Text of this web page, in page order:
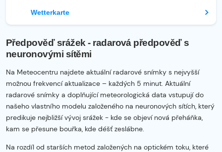
Wetterkarte
Předpověď srážek - radarová předpověď s
neuronovými sítěmi
Na Meteocentru najdete aktuální radarové snímky s nejvyšší
možnou frekvencí aktualizace – každých 5 minut. Aktuální
radarové snímky a doplňující meteorologická data vstupují do
našeho vlastního modelu založeného na neuronových sítích, který
predikuje nejbližší vývoj srážek - kde se objeví nová přeháňka,
kam se přesune bouřka, kde déšť zeslábne.
Na rozdíl od starších metod založených na optickém toku, které